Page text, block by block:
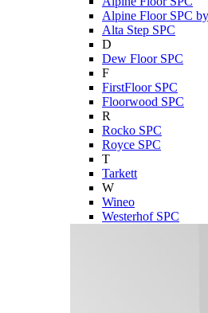
Alpine Floor SPC
Alta Step SPC
D
Dew Floor SPC
F
FirstFloor SPC
Floorwood SPC
R
Rocko SPC
Royce SPC
T
Tarkett
W
Wineo
Westerhof SPC